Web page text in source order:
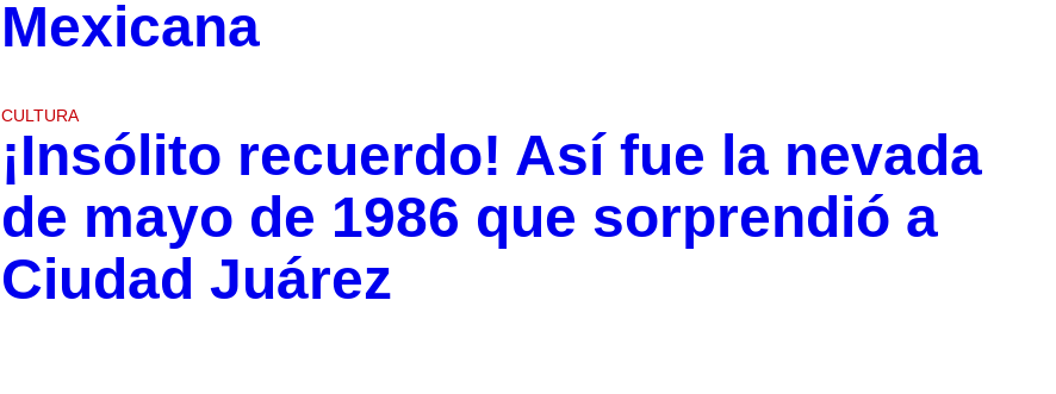
Mexicana
CULTURA
¡Insólito recuerdo! Así fue la nevada
de mayo de 1986 que sorprendió a
Ciudad Juárez